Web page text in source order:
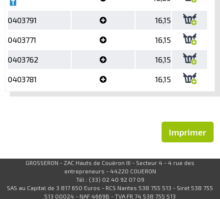
0403791 16,15
0403771 16,15
0403762 16,15
0403781 16,15
Imprimer
GROSSERON - ZAC Hauts de Couëron III - Secteur 4 - 4 rue des
entrepreneurs - 44220 COUERON
Tél : (33) 02 40 92 07 09
SAS au Capital de 3 817 650 Euros - RCS Nantes 538 755 513 - Siret 538 755
513 00024 - NAF 4669B - TVA FR 74 538 755 513